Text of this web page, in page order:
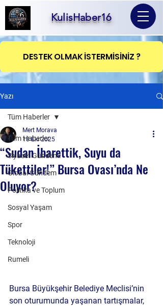
KulisHaber16
DESTEK OLMAK İSTERMİSİNİZ ?
Yazı
Tüm Haberler
Siyaset Gündemi
Global Gündem
Politika ve Toplum
Sosyal Yaşam
Spor
Teknoloji
Rumeli
Tüm Haberler
“Sudan İbarettik, Suyu da
Tükettiler!” Bursa Ovası’nda Ne
Oluyor?
Mert Morava
18 Eki 2025
Bursa Büyükşehir Belediye Meclisi’nin
son oturumunda yaşanan tartışmalar,